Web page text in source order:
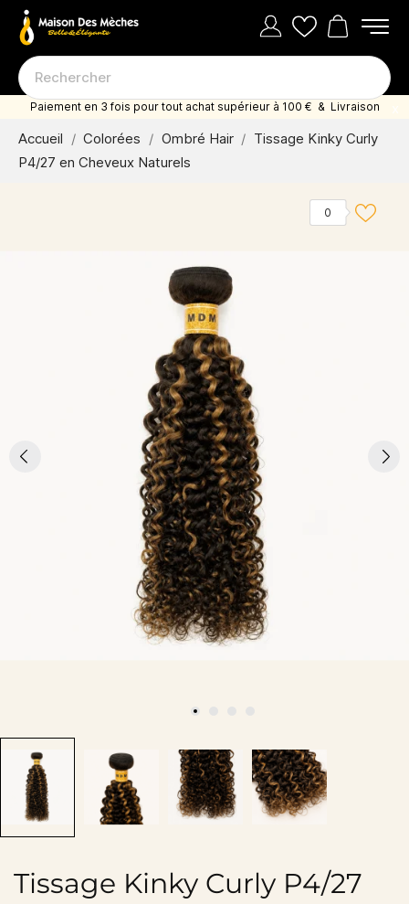
Paiement en 3 fois pour tout achat supérieur à 100 € & Livraison
offerte dès 35 euro d'achat
Accueil Colorées Ombré Hair
Tissage Kinky Curly
P4/27 en Cheveux Naturels
0
Tissage Kinky Curly P4/27